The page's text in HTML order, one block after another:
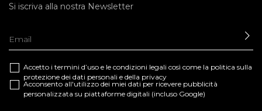
Si iscriva alla nostra Newsletter
Accetto i termini d’uso e le condizioni legali così come la politica sulla
protezione dei dati personali e della privacy
Acconsento all'utilizzo dei miei dati per ricevere pubblicità
personalizzata su piattaforme digitali (incluso Google)